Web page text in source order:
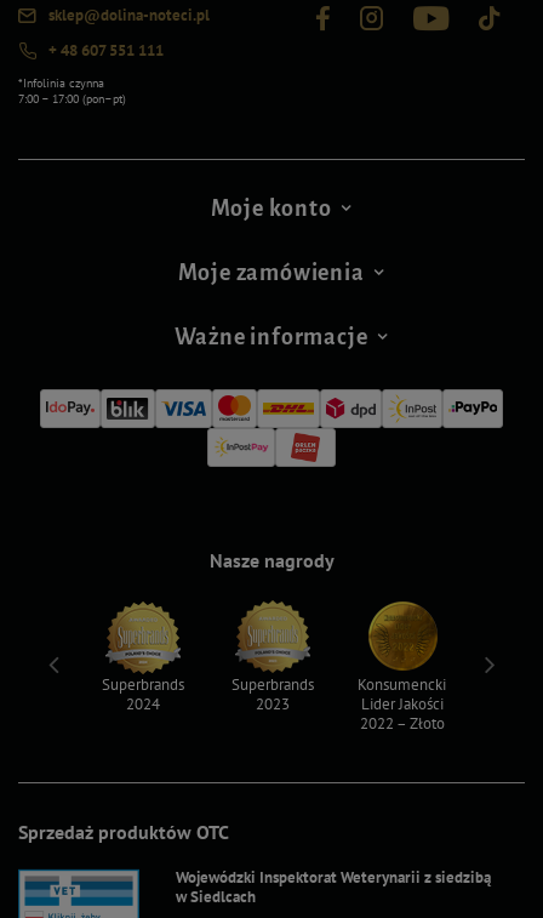
sklep@dolina-noteci.pl
+ 48 607 551 111
*Infolinia czynna
7:00 – 17:00 (pon–pt)
Moje konto
Moje zamówienia
Ważne informacje
Sprzedaż produktów OTC
Wojewódzki Inspektorat Weterynarii z siedzibą
w Siedlcach
Nasze nagrody
Superbrands
2024
Superbrands
2023
Konsumencki
Lider Jakości
2022 – Złoto